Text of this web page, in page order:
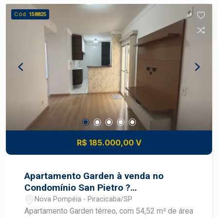
contato.
Cód. 158825
R$ 185.000,00 V
Apartamento Garden à venda no
Condomínio San Pietro ?
Piracicaba/SP
Nova Pompéia - Piracicaba/SP
Apartamento Garden térreo, com 54,52 m² de área